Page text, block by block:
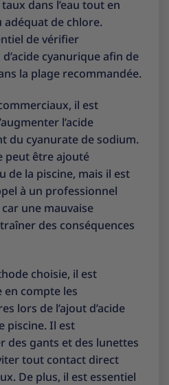
dans l’eau tout en
de chlore.
de vérifier
cyanurique afin de
la plage recommandée.
il est
l’acide
du cyanurate de sodium.
peut être ajouté
de la piscine, mais il est
à un professionnel
une mauvaise
des conséquences
choisie, il est
compte les
lors de l’ajout d’acide
piscine. Il est
des gants et des lunettes
tout contact direct
De plus, il est essentiel